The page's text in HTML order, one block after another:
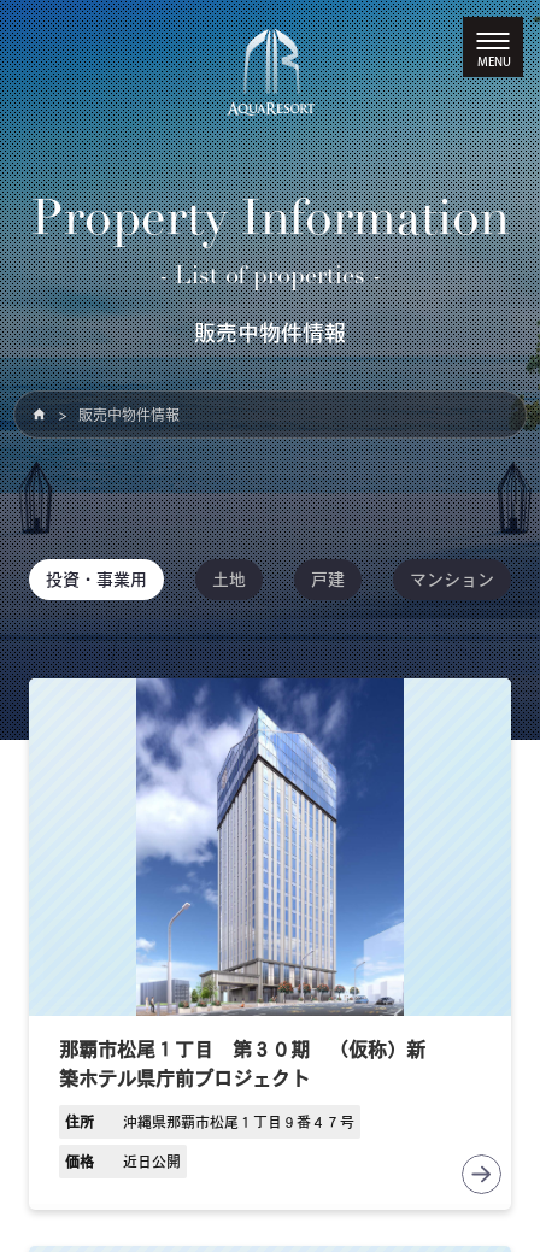
Property Information
- List of properties -
販売中物件情報
販売中物件情報
投資・事業用 土地 戸建 マンション
那覇市松尾１丁目 第３０期 （仮称）新
築ホテル県庁前プロジェクト
住所 沖縄県那覇市松尾１丁目９番４７号
価格 近日公開